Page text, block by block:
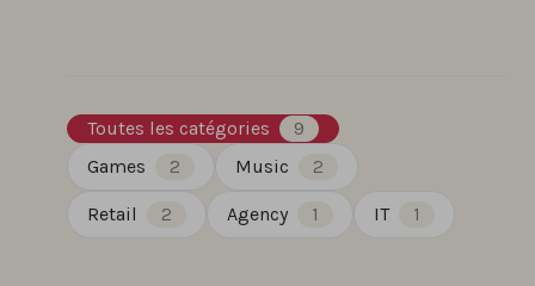
Toutes les catégories
9
Games
2 Music 2
Retail 2 Agency 1 IT 1